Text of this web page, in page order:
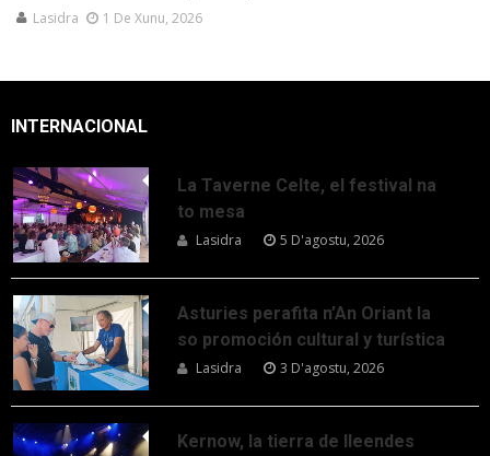
Lasidra 1 De Xunu, 2026
INTERNACIONAL
La Taverne Celte, el festival na
to mesa
Lasidra 5 D'agostu, 2026
Asturies perafita n’An Oriant la
so promoción cultural y turística
Lasidra 3 D'agostu, 2026
Kernow, la tierra de lleendes